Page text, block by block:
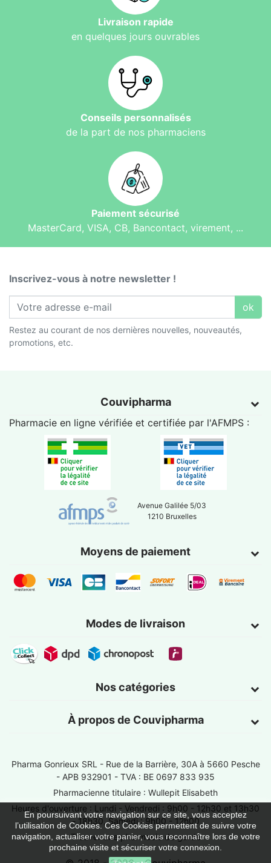
Livraison rapide
en quelques jours ouvrables
Conseils personnalisés
de la part de nos pharmaciens
Paiement sécurisé
MasterCard, VISA, CB, Bancontact, virement, ...
Inscrivez-vous à notre newsletter !
ok
Restez au courant de nos dernières nouvelles, nouveautés,
promotions, etc.
Couvipharma
Pharmacie en ligne vérifiée et certifiée par l'AFMPS :
Avenue Galilée 5/03
1210 Bruxelles
Moyens de paiement
Modes de livraison
Nos catégories
À propos de Couvipharma
En poursuivant votre navigation sur ce site, vous acceptez
l’utilisation de Cookies. Ces Cookies permettent de suivre votre
navigation, actualiser votre panier, vous reconnaître lors de votre
prochaine visite et sécuriser votre connexion.
Pharma Gonrieux SRL - Rue de la Barrière, 30A à 5660 Pesche
- APB 932901 - TVA : BE 0697 833 935
Pharmacienne titulaire : Wullepit Elisabeth
Heures d'ouverture : Lundi - Vendredi : 9h00 - 12h30 et 13h30
- 18h30, Samedi : 9h00 - 12h00
Trouver une pharmacie de garde